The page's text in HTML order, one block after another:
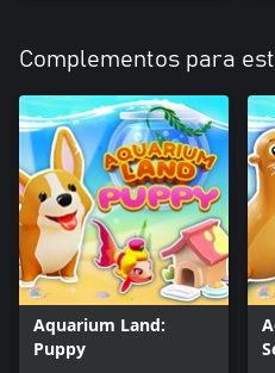
Complementos para
Aquarium Land:
Puppy